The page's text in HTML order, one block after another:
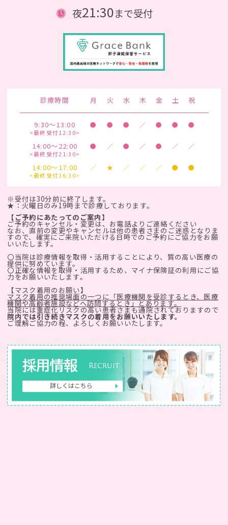
夜21:30まで受付
診療時間 月 火 水 木 金 土 祝
9:30～13:00
<最終受付12:30>
● ● ● ／ ● ● ●
14:00～22:00
<最終受付21:30>
● ／ ● ／ ● ／ ／
14:00～17:00
<最終受付16:30>
／ ★ ／ ／ ／ ● ●
※受付は30分前に終了します。
★：火曜日のみ19時まで診療しております。
【ご予約にあたってのご案内】
ご予約のキャンセル・変更は、お電話よりご連絡ください
なお、直前の変更やキャンセルは他の患者さまのご迷惑となりま
すので、確実にご来院いただける日時でのご予約にご協力をお願
いいたします。
〇当院は診療情報を取得・活用することにより、質の高い医療の
提供に努めています。
〇正確な情報を取得・活用するため、マイナ保険証の利用にご協
力をお願いいたします。
【マスク着用のお願い】
マスク着用の推奨場面の一つに「医療機関を受診するとき、医療
機関や高齢者施設などへ訪問するとき」とあります。
当院には重症化リスクの高い患者さまも通院されておりますので
院内では引き続きマスクの着用をお願いいたします。
ご理解ご協力の程、よろしくお願いいたします。
採用情報 Recruit
詳しくはこちら